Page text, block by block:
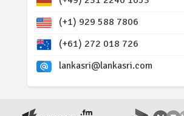
(+1) 929 588 7806
(+61) 272 018 726
lankasri@lankasri.com